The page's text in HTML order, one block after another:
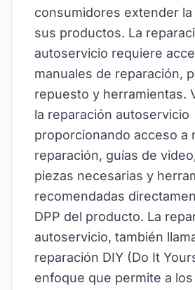
consumidores extender la
sus productos. La
autoservicio requiere
manuales de reparación,
repuesto y herramientas.
la reparación autoservicio
proporcionando acceso a
reparación, guías de
piezas necesarias y
recomendadas
DPP del producto. La
autoservicio, también
reparación DIY (Do It
enfoque que permite a los